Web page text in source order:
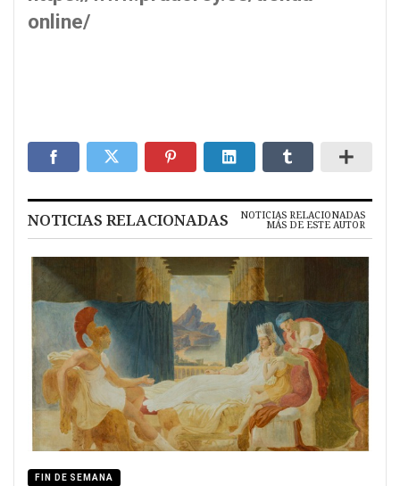
online/
NOTICIAS RELACIONADAS NOTICIAS RELACIONADAS
MÁS DE ESTE AUTOR
FIN DE SEMANA